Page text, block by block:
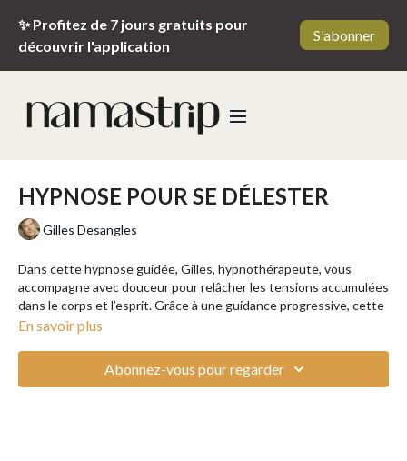
✨ Profitez de 7 jours gratuits pour
découvrir l'application
S'abonner
HYPNOSE POUR SE DÉLESTER
Gilles Desangles
Dans cette hypnose guidée, Gilles, hypnothérapeute, vous
accompagne avec douceur pour relâcher les tensions accumulées
dans le corps et l’esprit. Grâce à une guidance progressive, cette
séance vous permet de vous libérer des poids émotionnels et
En savoir plus
Abonnez-vous pour regarder